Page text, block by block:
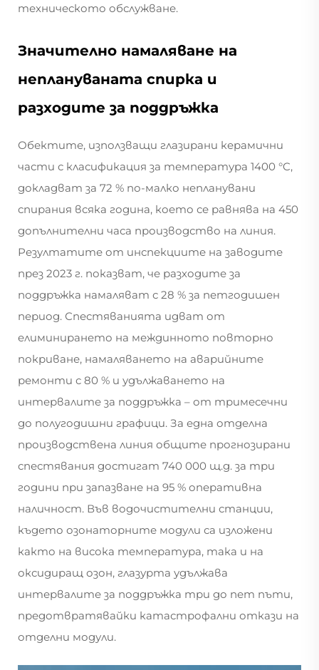
техническото обслужване.
Значително намаляване на
неплануваната спирка и
разходите за поддръжка
Обектите, използващи глазирани керамични
части с класификация за температура 1400 °C,
докладват за 72 % по-малко непланувани
спирания всяка година, което се равнява на 450
допълнителни часа производство на линия.
Резултатите от инспекциите на заводите
през 2023 г. показват, че разходите за
поддръжка намаляват с 28 % за петгодишен
период. Спестяванията идват от
елиминирането на междинното повторно
покриване, намаляването на аварийните
ремонти с 80 % и удължаването на
интервалите за поддръжка – от тримесечни
до полугодишни графици. За една отделна
производствена линия общите прогнозирани
спестявания достигат 740 000 щ.д. за три
години при запазване на 95 % оперативна
наличност. Във водочистителни станции,
където озонаторните модули са изложени
както на висока температура, така и на
оксидиращ озон, глазурта удължава
интервалите за поддръжка три до пет пъти,
предотвратявайки катастрофални откази на
отделни модули.